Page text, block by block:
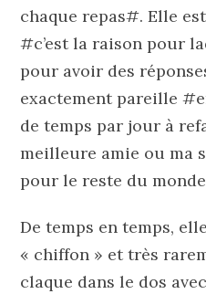
chaque repas#. Elle
#c’est la raison pour
pour avoir des
exactement pareille
de temps par jour à
meilleure amie ou ma
pour le reste du
De temps en temps,
« chiffon » et très
claque dans le dos